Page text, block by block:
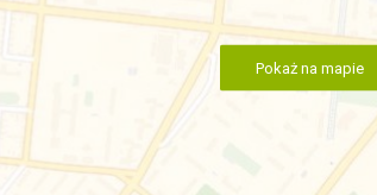
Pokaż na mapie